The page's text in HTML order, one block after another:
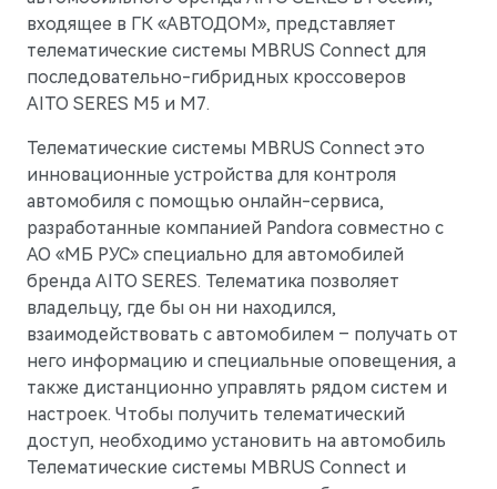
AITO
M5 Стильный спортивный кроссовер
входящее в ГК «АВТОДОМ», представляет
телематические системы MBRUS Connect для
последовательно-гибридных кроссоверов
AITO SERES M5 и М7.
Телематические системы MBRUS Connect это
инновационные устройства для контроля
автомобиля с помощью онлайн-сервиса,
разработанные компанией Pandora совместно с
АО «МБ РУС» специально для автомобилей
бренда AITO SERES. Телематика позволяет
владельцу, где бы он ни находился,
взаимодействовать с автомобилем – получать от
него информацию и специальные оповещения, а
также дистанционно управлять рядом систем и
настроек. Чтобы получить телематический
доступ, необходимо установить на автомобиль
Телематические системы MBRUS Connect и